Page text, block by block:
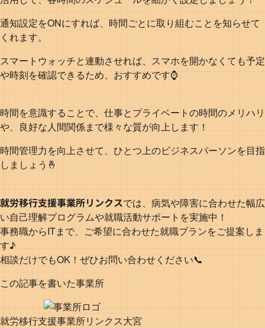
通知設定をONにすれば、時間ごとに取り組むことを知らせて
くれます。
スマートウォッチと連動させれば、スマホを開かなくても予定
や時刻を確認できるため、おすすめです⌚
時間を意識することで、仕事とプライベートの時間のメリハリ
や、良好な人間関係まで様々な質が向上します！
時間管理力を向上させて、ひとつ上のビジネスパーソンを目指
しましょう🤞
就労移行支援事業所リンクスでは、病気や障害に合わせた幅広
い自己理解プログラムや就職活動サポートを実施中！
事務職からITまで、ご希望に合わせた就職プランをご提案しま
す♪
相談だけでもOK！ぜひお問い合わせください📞
この記事を書いた事業所
就労移行支援事業所リンクス大宮